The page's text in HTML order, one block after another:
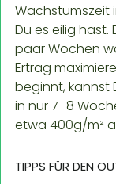
Wachstumszeit
Du es eilig hast.
paar Wochen
Ertrag
beginnt, kannst
in nur 7–8
etwa 400g/m²
TIPPS FÜR DEN